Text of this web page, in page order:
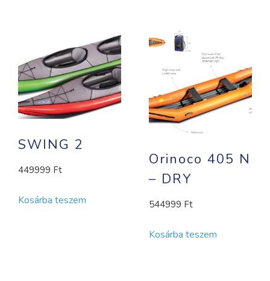
SWING 2
449999 Ft
Kosárba teszem
Orinoco 405 N
– DRY
544999 Ft
Kosárba teszem